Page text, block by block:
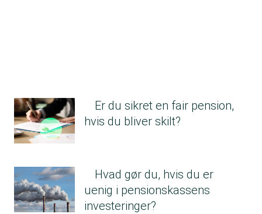
Er du sikret en fair pension,
hvis du bliver skilt?
Hvad gør du, hvis du er
uenig i pensionskassens
investeringer?